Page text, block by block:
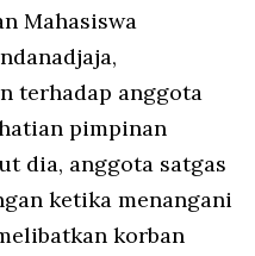
Mahasiswa
terhadap anggota
pimpinan
dia, anggota satgas
ketika menangani
korban